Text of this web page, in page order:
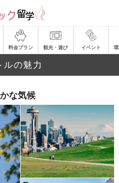
料金プラン 観光・遊び イベント
ルの魅力
な気候